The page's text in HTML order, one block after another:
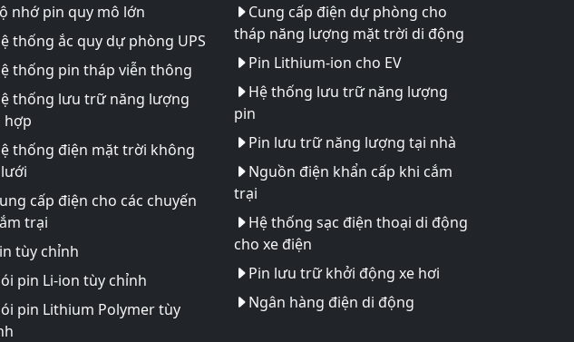
nhớ pin quy mô lớn
thống ắc quy dự phòng UPS
thống pin tháp viễn thông
thống lưu trữ năng lượng
hợp
thống điện mặt trời không
cấp điện cho các chuyến
trại
tùy chỉnh
pin Li-ion tùy chỉnh
pin Lithium Polymer tùy
Cung cấp điện dự phòng cho
tháp năng lượng mặt trời di động
Pin Lithium-ion cho EV
Hệ thống lưu trữ năng lượng
pin
Pin lưu trữ năng lượng tại nhà
Nguồn điện khẩn cấp khi cắm
trại
Hệ thống sạc điện thoại di động
cho xe điện
Pin lưu trữ khởi động xe hơi
Ngân hàng điện di động